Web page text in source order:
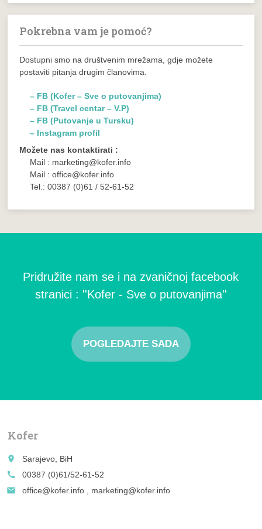
Pokrebna vam je pomoć?
Dostupni smo na društvenim mrežama, gdje možete
postaviti pitanja drugim članovima.
– FB (Kofer – Sve o putovanjima)
– FB (Travel centar – V.P)
– FB (Putovanje u Tursku)
– Instagram profil
Možete nas kontaktirati :
Mail : marketing@kofer.info
Mail : office@kofer.info
Tel.: 00387 (0)61 / 52-61-52
Pridružite nam se i na zvaničnoj facebook
stranici : ''Kofer - Sve o putovanjima''
POGLEDAJTE SADA
Kofer
place
Sarajevo, BiH
call
00387 (0)61/52-61-52
email
office@kofer.info , marketing@kofer.info